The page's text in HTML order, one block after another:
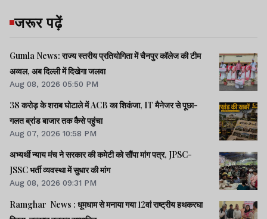
जरूर पढ़ें
Gumla News: राज्य स्तरीय प्रतियोगिता में चैनपुर कॉलेज की टीम
अव्वल, अब दिल्ली में दिखेगा जलवा
Aug 08, 2026 05:50 PM
38 करोड़ के शराब घोटाले में ACB का शिकंजा, IT मैनेजर से पूछा-
गलत ब्रांड बाजार तक कैसे पहुंचा
Aug 07, 2026 10:58 PM
अभ्यर्थी न्याय मंच ने सरकार की कमेटी को सौंपा मांग पत्र, JPSC-
JSSC भर्ती व्यवस्था में सुधार की मांग
Aug 08, 2026 09:31 PM
Ramghar News : धूमधाम से मनाया गया 12वां राष्ट्रीय हथकरघा